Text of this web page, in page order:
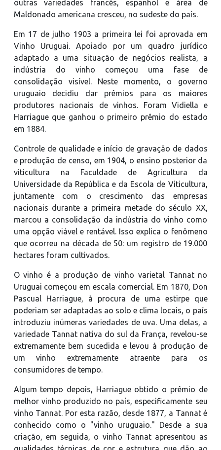
outras variedades francês, espanhol e área de
Maldonado americana cresceu, no sudeste do país.
Em 17 de julho 1903 a primeira lei foi aprovada em
Vinho Uruguai. Apoiado por um quadro jurídico
adaptado a uma situação de negócios realista, a
indústria do vinho começou uma fase de
consolidação visível. Neste momento, o governo
uruguaio decidiu dar prêmios para os maiores
produtores nacionais de vinhos. Foram Vidiella e
Harriague que ganhou o primeiro prêmio do estado
em 1884.
Controle de qualidade e início de gravação de dados
e produção de censo, em 1904, o ensino posterior da
viticultura na Faculdade de Agricultura da
Universidade da República e da Escola de Viticultura,
juntamente com o crescimento das empresas
nacionais durante a primeira metade do século XX,
marcou a consolidação da indústria do vinho como
uma opção viável e rentável. Isso explica o fenômeno
que ocorreu na década de 50: um registro de 19.000
hectares foram cultivados.
O vinho é a produção de vinho varietal Tannat no
Uruguai começou em escala comercial. Em 1870, Don
Pascual Harriague, à procura de uma estirpe que
poderiam ser adaptadas ao solo e clima locais, o país
introduziu inúmeras variedades de uva. Uma delas, a
variedade Tannat nativa do sul da França, revelou-se
extremamente bem sucedida e levou à produção de
um vinho extremamente atraente para os
consumidores de tempo.
Algum tempo depois, Harriague obtido o prêmio de
melhor vinho produzido no país, especificamente seu
vinho Tannat. Por esta razão, desde 1877, a Tannat é
conhecido como o "vinho uruguaio." Desde a sua
criação, em seguida, o vinho Tannat apresentou as